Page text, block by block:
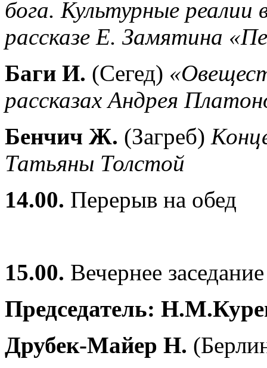
бога. Культурные
рассказе Е. Замятина
Баги И. (Сегед)
рассказах Андрея
Бенчич Ж. (Загреб)
Татьяны Толстой
14.00. Перерыв на обед
15.00. Вечернее заседание
Председатель:
Друбек-Майер Н.